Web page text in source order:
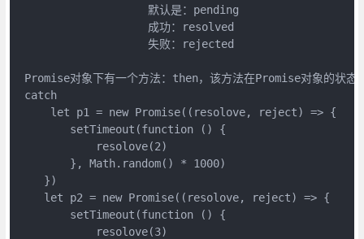
                    默认是：pending
                    成功：resolved
                    失败：rejected
Promise对象下有一个方法：then，该方法在Promise对象的状态
catch
     let p1 = new Promise((resolove, reject) => {
        setTimeout(function () {
            resolove(2)
        }, Math.random() * 1000)
    })
    let p2 = new Promise((resolove, reject) => {
        setTimeout(function () {
            resolove(3)